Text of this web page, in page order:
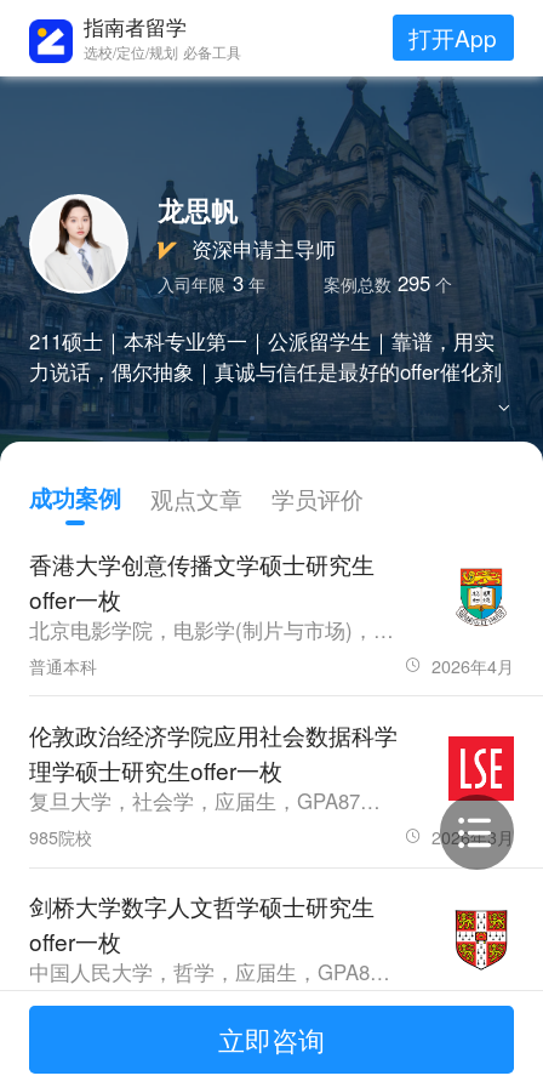
指南者留学
选校/定位/规划 必备工具 打开App
龙思帆
资深申请主导师
入司年限 3年 案例总数 295 个
211硕士｜本科专业第一｜公派留学生｜靠谱，用实
力说话，偶尔抽象｜真诚与信任是最好的offer催化剂
成功案例 观点文章
学员评价
香港大学创意传播文学硕士研究生
offer一枚
北京电影学院，电影学(制片与市场)，应届生，GPA4.17，雅思7.0
普通本科 2026年4月
伦敦政治经济学院应用社会数据科学
理学硕士研究生offer一枚
复旦大学，社会学，应届生，GPA87，雅思6
985院校 2026年3月
剑桥大学数字人文哲学硕士研究生
offer一枚
中国人民大学，哲学，应届生，GPA89.02，托福110.0
985院校 2026年3月
爱丁堡大学叙事未来：艺术、数据、
立即咨询